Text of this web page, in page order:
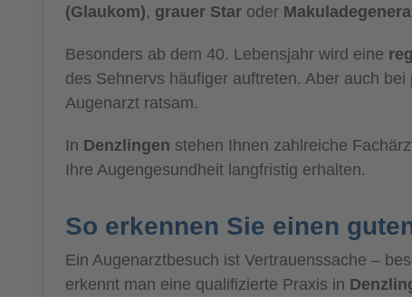
(Glaukom), grauer Star oder
Besonders ab dem 40. Lebensjahr wird eine
des Sehnervs häufiger auftreten. Aber auch bei
Augenarzt ratsam.
In Denzlingen stehen Ihnen zahlreiche
Ihre Augengesundheit langfristig erhalten.
So erkennen Sie einen
Ein Augenarztbesuch ist Vertrauenssache –
erkennt man eine qualifizierte Praxis in